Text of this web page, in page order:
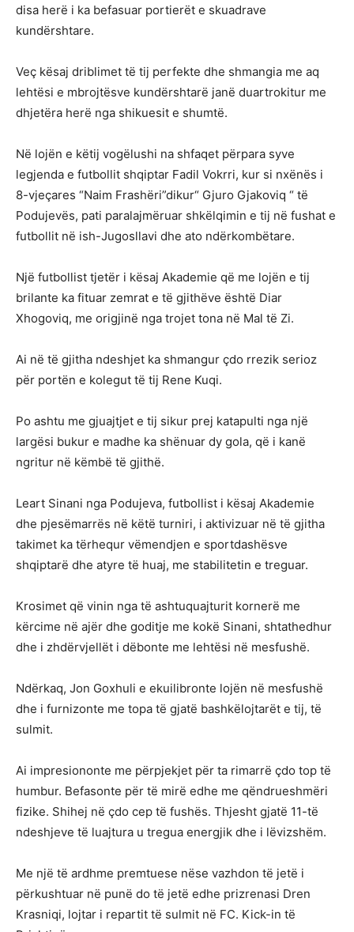
disa herë i ka befasuar portierët e skuadrave
kundërshtare.
Veç kësaj driblimet të tij perfekte dhe shmangia me aq
lehtësi e mbrojtësve kundërshtarë janë duartrokitur me
dhjetëra herë nga shikuesit e shumtë.
Në lojën e këtij vogëlushi na shfaqet përpara syve
legjenda e futbollit shqiptar Fadil Vokrri, kur si nxënës i
8-vjeçares “Naim Frashëri”dikur“ Gjuro Gjakoviq “ të
Podujevës, pati paralajmëruar shkëlqimin e tij në fushat e
futbollit në ish-Jugosllavi dhe ato ndërkombëtare.
Një futbollist tjetër i kësaj Akademie që me lojën e tij
brilante ka fituar zemrat e të gjithëve është Diar
Xhogoviq, me origjinë nga trojet tona në Mal të Zi.
Ai në të gjitha ndeshjet ka shmangur çdo rrezik serioz
për portën e kolegut të tij Rene Kuqi.
Po ashtu me gjuajtjet e tij sikur prej katapulti nga një
largësi bukur e madhe ka shënuar dy gola, që i kanë
ngritur në këmbë të gjithë.
Leart Sinani nga Podujeva, futbollist i kësaj Akademie
dhe pjesëmarrës në këtë turniri, i aktivizuar në të gjitha
takimet ka tërhequr vëmendjen e sportdashësve
shqiptarë dhe atyre të huaj, me stabilitetin e treguar.
Krosimet që vinin nga të ashtuquajturit kornerë me
kërcime në ajër dhe goditje me kokë Sinani, shtathedhur
dhe i zhdërvjellët i dëbonte me lehtësi në mesfushë.
Ndërkaq, Jon Goxhuli e ekuilibronte lojën në mesfushë
dhe i furnizonte me topa të gjatë bashkëlojtarët e tij, të
sulmit.
Ai impresiononte me përpjekjet për ta rimarrë çdo top të
humbur. Befasonte për të mirë edhe me qëndrueshmëri
fizike. Shihej në çdo cep të fushës. Thjesht gjatë 11-të
ndeshjeve të luajtura u tregua energjik dhe i lëvizshëm.
Me një të ardhme premtuese nëse vazhdon të jetë i
përkushtuar në punë do të jetë edhe prizrenasi Dren
Krasniqi, lojtar i repartit të sulmit në FC. Kick-in të